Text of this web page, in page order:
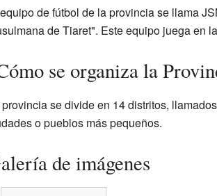
de fútbol de la provincia se llama
de Tiaret". Este equipo juega en
se organiza la
provincia se divide en 14 distritos, llamados
o pueblos más pequeños.
de imágenes